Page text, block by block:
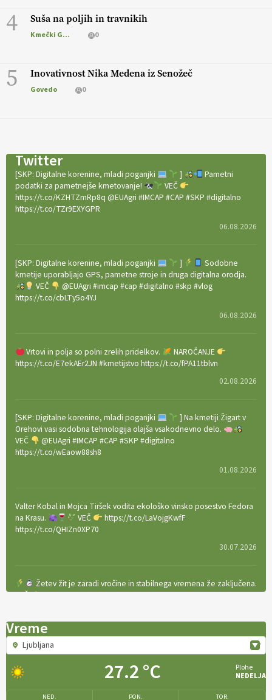
4 Suša na poljih in travnikih
Kmečki Glas 0
5 Inovativnost Nika Medena iz Senožeč
Govedo 0
Twitter
[SKP: Digitalne korenine, mladi poganjki ]
Pametni
podatki za pametnejše kmetovanje!
VEČ
https://t.co/KZHTZmRp8q @EUAgri #IMCAP #CAP #SKP #digitalno
https://t.co/TZr9EXYGPR
06.08.2026
[SKP: Digitalne korenine, mladi poganjki ]
Sodobne
kmetije uporabljajo GPS, pametne stroje in druga digitalna orodja.
VEČ
@EUAgri #imcap #cap #digitalno #skp #vlog
https://t.co/cbLTy5o4YJ
06.08.2026
Vrtovi in polja so polni zrelih pridelkov.
NAROČANJE
https://t.co/E7ekAEr2JN #kmetijstvo https://t.co/fPA11tblvn
02.08.2026
[SKP: Digitalne korenine, mladi poganjki
] Na kmetiji Žigart v
Orehovi vasi sodobna tehnologija olajša vsakodnevno delo.
VEČ
@EUAgri #IMCAP #CAP #SKP #digitalno
https://t.co/wEaow88sh8
01.08.2026
Valter Kobal in Mojca Tiršek vodita ekološko vinsko posestvo Fedora
na Krasu.
VEČ
https://t.co/LaVojgKwfF
https://t.co/QHIZn0XP70
30.07.2026
Žetev žit je zaradi vročine in stabilnega vremena že zaključena.
VEČ
https://t.co/bBWaIz6Hhh https://t.co/TtKoOF5ENS
[EKOloško = LOGIČNO
Ameriške borovnice so odlična izbira za
#IMCAP #CAP https://t.co/tQd9tB1THk
22.07.2026
Vreme
Ljubljana
27.2 °C
Plohe
NEDELJA
NED. PON. TOR.